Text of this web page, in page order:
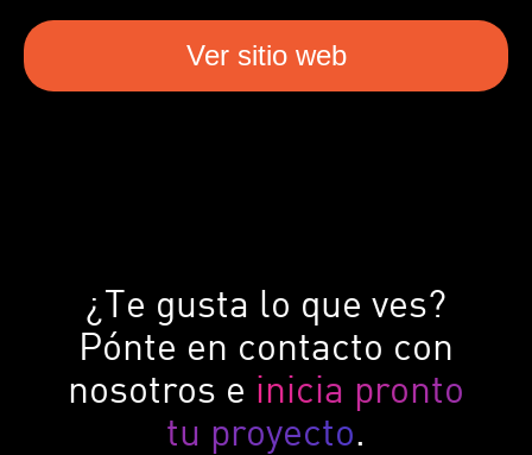
Ver sitio web
¿Te gusta lo que ves?
Pónte en contacto con
nosotros e inicia pronto
tu proyecto.